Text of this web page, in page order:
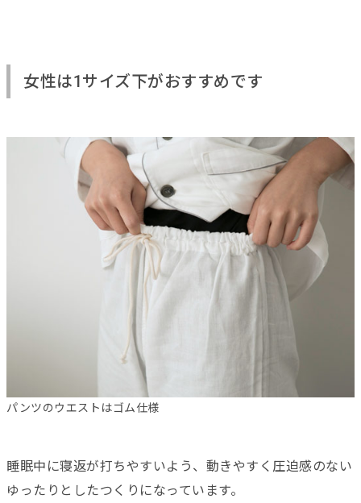
女性は1サイズ下がおすすめです
パンツのウエストはゴム仕様
睡眠中に寝返が打ちやすいよう、動きやすく圧迫感のない
ゆったりとしたつくりになっています。